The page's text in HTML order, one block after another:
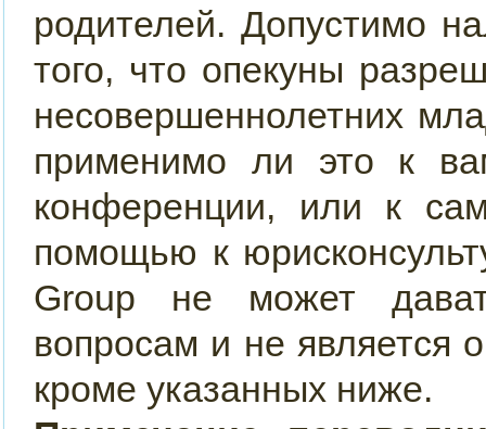
родителей. Допустимо
того, что опекуны
несовершеннолетних
применимо ли это к
конференции, или к
помощью к
Group не может
вопросам и не является
кроме указанных ниже.